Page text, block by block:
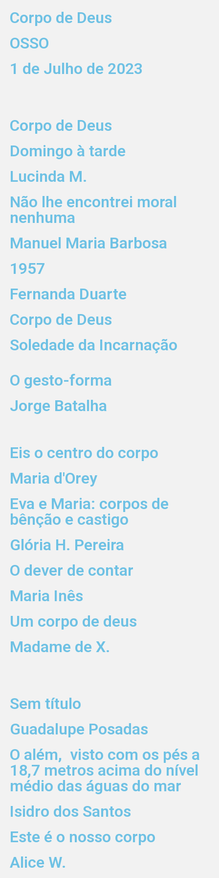
Corpo de Deus
OSSO
1 de Julho de 2023
Corpo de Deus
Domingo à tarde
Lucinda M.
Não lhe encontrei moral
nenhuma
Manuel Maria Barbosa
1957
Fernanda Duarte
Corpo de Deus
Soledade da Incarnação
O gesto-forma
Jorge Batalha
Eis o centro do corpo
Maria d'Orey
Eva e Maria: corpos de
bênção e castigo
Glória H. Pereira
O dever de contar
Maria Inês
Um corpo de deus
Madame de X.
Sem título
Guadalupe Posadas
O além, visto com os pés a
18,7 metros acima do nível
médio das águas do mar
Isidro dos Santos
Este é o nosso corpo
Alice W.